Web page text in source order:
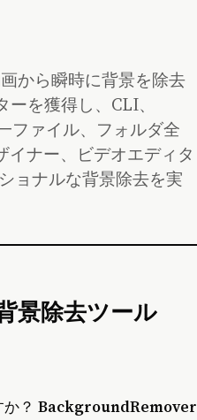
から瞬時に背景を除去
を獲得し、CLI、
ファイル、フォルダ全
イナー、ビデオエディタ
ョナルな背景除去を実
景除去ツール
？ BackgroundRemover